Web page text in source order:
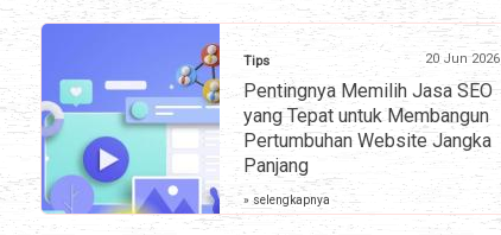
Tips 20 Jun 2026
Pentingnya Memilih Jasa SEO
yang Tepat untuk Membangun
Pertumbuhan Website Jangka
Panjang
» selengkapnya